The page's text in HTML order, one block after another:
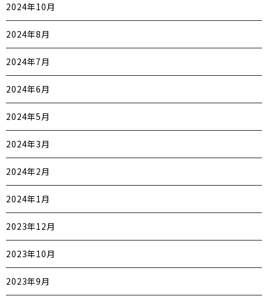
2024年10月
2024年8月
2024年7月
2024年6月
2024年5月
2024年3月
2024年2月
2024年1月
2023年12月
2023年10月
2023年9月